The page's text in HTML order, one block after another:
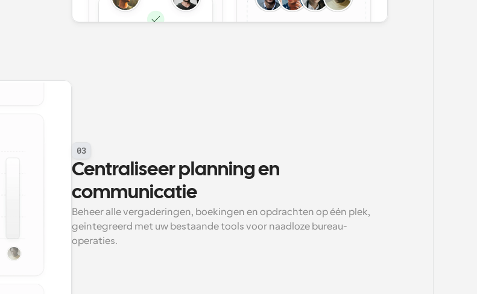
03
Centraliseer planning en
communicatie
Beheer alle vergaderingen, boekingen en opdrachten op één plek,
geïntegreerd met uw bestaande tools voor naadloze bureau-
operaties.